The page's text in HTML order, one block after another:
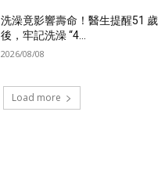
洗澡竟影響壽命！醫生提醒51 歲
後，牢記洗澡 “4...
2026/08/08
Load more